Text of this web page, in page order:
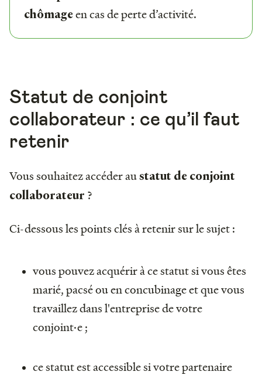
chômageen cas de perte d’activité.
Statut de conjoint
collaborateur : ce qu’il faut
retenir
Vous souhaitez accéder austatut de conjoint
collaborateur ?
Ci-dessous les points clés à retenir sur le sujet :
vous pouvez acquérir à ce statut si vous êtes
marié, pacsé ou en concubinage et que vous
travaillez dans l'entreprise de votre
conjoint·e ;
ce statut est accessible si votre partenaire